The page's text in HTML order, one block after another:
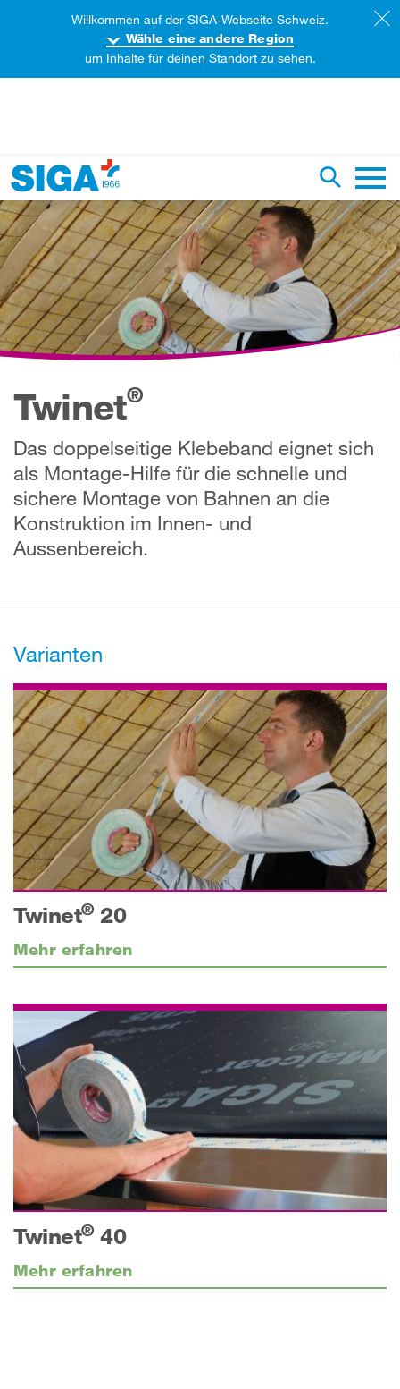
Suche
Webseite durchsuchen
Twinet®
Das doppelseitige Klebeband eignet sich
als Montage-Hilfe für die schnelle und
sichere Montage von Bahnen an die
Konstruktion im Innen- und
Aussenbereich.
Varianten
Twinet®20
Mehr erfahren
Twinet®40
Mehr erfahren
Willkommen auf der SIGA-Webseite Schweiz.
Wähle eine andere Region
um Inhalte für deinen Standort zu sehen.